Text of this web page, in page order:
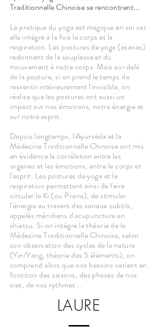
Traditionnelle Chinoise se rencontrent...
La pratique du yoga est magique en soi car
elle intègre à la fois le corps et la
respiration. Les postures de yoga (asanas)
redonnent de la souplesse et du
mouvement à notre corps. Mais au-delà
de la posture, si on prend le temps de
ressentir intérieurement l'invisible, on
réalise que les postures ont aussi un
impact sur nos émotions, notre énergie et
sur notre esprit.
Depuis longtemps, l'Ayurvéda et la
Médecine Traditionnelle Chinoise ont mis
en évidence la corrélation entre les
organes et les émotions, entre le corps et
l'esprit. Les postures de yoga et la
respiration permettent ainsi de faire
circuler le Ki (ou Prana), de stimuler
l'énergie au travers des canaux subtils,
appelés méridiens d'acupuncture en
shiatsu. Si on intègre la théorie de la
Médecine Traditionnelle Chinoise, selon
son observation des cycles de la nature
(Yin/Yang, théorie des 5 éléments), on
comprend alors que nos besoins varient en
fonction des saisons, des phases de nos
vies, de nos rythmes...
LAURE